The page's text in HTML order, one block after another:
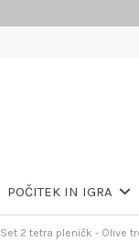
POČITEK IN IGRA
Set 2 tetra pleničk - Olive